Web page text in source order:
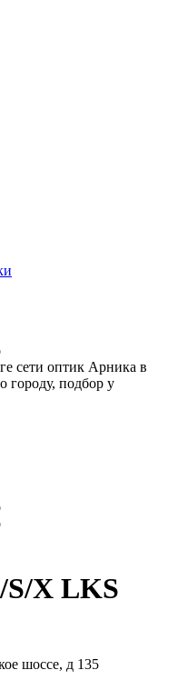
сети оптик Арника в
городу, подбор у
S/X LKS
шоссе, д 135